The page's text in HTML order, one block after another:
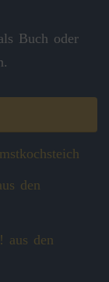
Buch oder
den
aus den